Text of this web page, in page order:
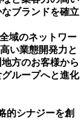
ブランドを確立
域のネットワー
い業態開発力と
方のお客様から
ループへと進化
的シナジーを創